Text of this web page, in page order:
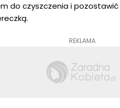
do czyszczenia i
REKLAMA